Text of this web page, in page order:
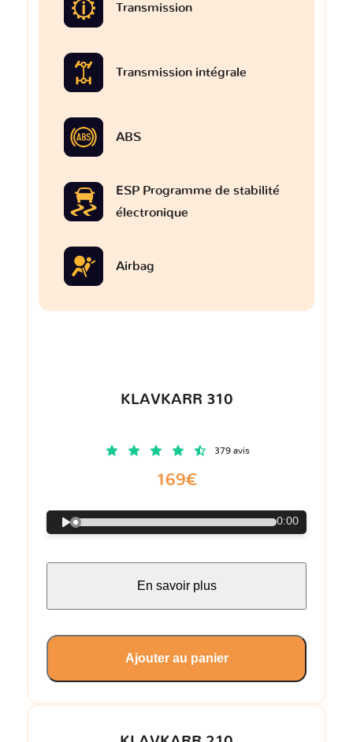
Transmission
Transmission intégrale
ABS
ESP Programme de stabilité
électronique
Airbag
KLAVKARR 310
379 avis
169€
0:00
En savoir plus
Ajouter au panier